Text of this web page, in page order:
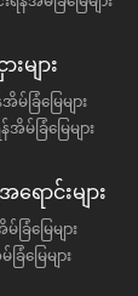
ျား
ခြံမြေများ
မ်ခြံမြေများ
ောင်းများ
မြေများ
မြေများ